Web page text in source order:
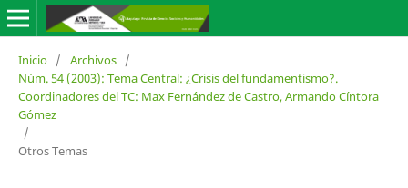
Inicio / Archivos /
Núm. 54 (2003): Tema Central: ¿Crisis del fundamentismo?.
Coordinadores del TC: Max Fernández de Castro, Armando Cíntora
Gómez
/
Otros Temas